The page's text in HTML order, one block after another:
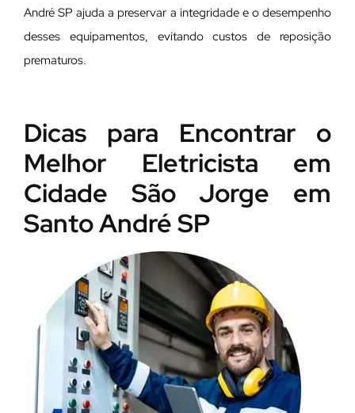
André SP ajuda a preservar a integridade e o desempenho
desses equipamentos, evitando custos de reposição
prematuros.
Dicas para Encontrar o
Melhor Eletricista em
Cidade São Jorge em
Santo André SP